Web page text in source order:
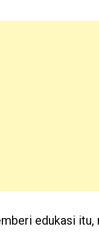
edukasi